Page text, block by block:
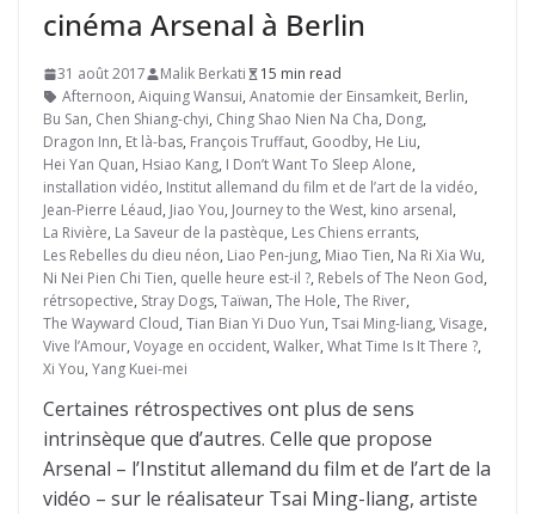
cinéma Arsenal à Berlin
31 août 2017 Malik Berkati
15 min read
Afternoon, Aiquing Wansui, Anatomie der Einsamkeit, Berlin,
Bu San, Chen Shiang-chyi, Ching Shao Nien Na Cha, Dong,
Dragon Inn, Et là-bas, François Truffaut, Goodby, He Liu,
Hei Yan Quan, Hsiao Kang, I Don’t Want To Sleep Alone,
installation vidéo, Institut allemand du film et de l’art de la vidéo,
Jean-Pierre Léaud, Jiao You, Journey to the West, kino arsenal,
La Rivière, La Saveur de la pastèque, Les Chiens errants,
Les Rebelles du dieu néon, Liao Pen-jung, Miao Tien, Na Ri Xia Wu,
Ni Nei Pien Chi Tien, quelle heure est-il ?, Rebels of The Neon God,
rétrsopective, Stray Dogs, Taïwan, The Hole, The River,
The Wayward Cloud, Tian Bian Yi Duo Yun, Tsai Ming-liang, Visage,
Vive l’Amour, Voyage en occident, Walker, What Time Is It There ?,
Xi You, Yang Kuei-mei
Certaines rétrospectives ont plus de sens
intrinsèque que d’autres. Celle que propose
Arsenal – l’Institut allemand du film et de l’art de la
vidéo – sur le réalisateur Tsai Ming-liang, artiste